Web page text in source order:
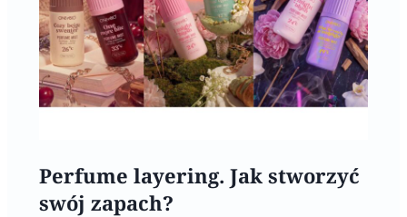
Perfume layering. Jak stworzyć
swój zapach?